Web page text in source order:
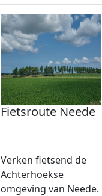
Fietsroute Neede
Verken fietsend de
Achterhoekse
omgeving van Neede.